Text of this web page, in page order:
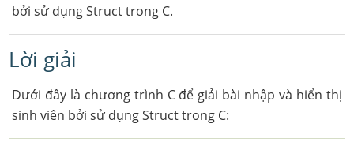
bởi sử dụng Struct trong C.
Lời giải
Dưới đây là chương trình C để giải bài nhập và hiển thị
sinh viên bởi sử dụng Struct trong C: